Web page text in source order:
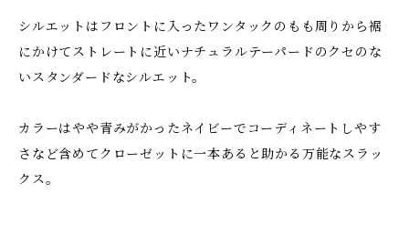
シルエットはフロントに入ったワンタックのもも周りから裾
にかけてストレートに近いナチュラルテーパードのクセのな
いスタンダードなシルエット。
カラーはやや青みがかったネイビーでコーディネートしやす
さなど含めてクローゼットに一本あると助かる万能なスラッ
クス。